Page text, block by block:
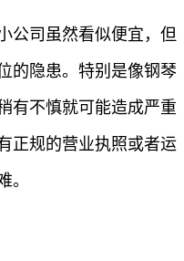
公司虽然看似便宜，但
的隐患。特别是像钢琴
有不慎就可能造成严重
正规的营业执照或者运
。